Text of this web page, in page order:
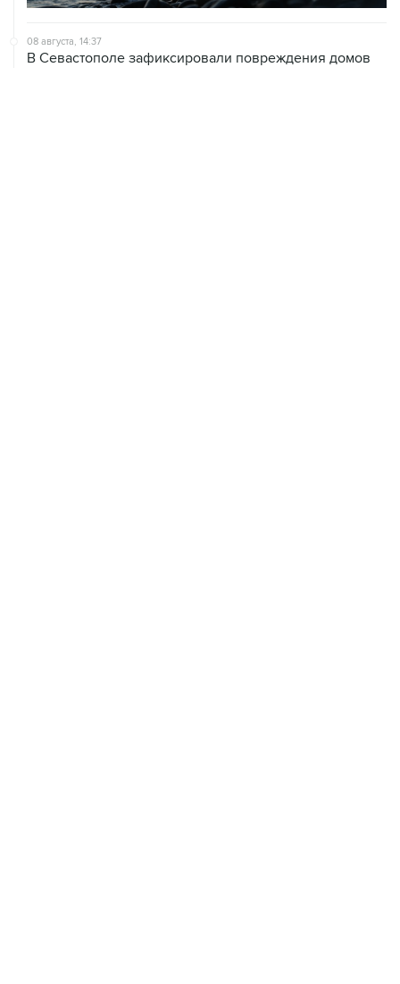
08 августа, 14:37
В Севастополе зафиксировали повреждения домов